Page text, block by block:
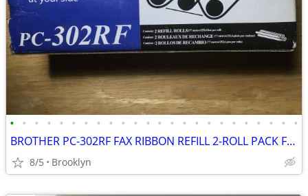
• • • • • • • • • • • • • • • • • • • • • • • •
BROTHER PC-302RF FAX RIBBON REFILL 2-ROLL PACK FOR BROTHER PLAIN PAPER
8/5 Brooklyn